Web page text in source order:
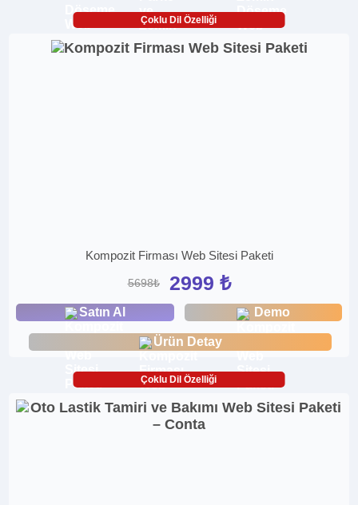
Çoklu Dil Özelliği
Kompozit Firması Web Sitesi Paketi
5698₺ 2999 ₺
Satın Al Demo
Ürün Detay
Çoklu Dil Özelliği